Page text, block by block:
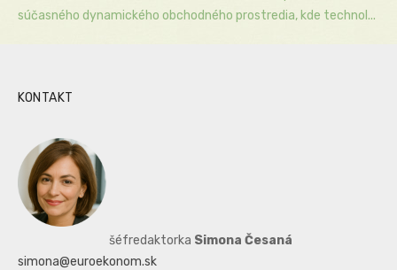
súčasného dynamického obchodného prostredia, kde technol...
KONTAKT
šéfredaktorka Simona Česaná
simona@euroekonom.sk